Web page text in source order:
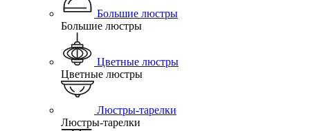
Большие люстры
Большие люстры
Цветные люстры
Цветные люстры
Люстры-тарелки
Люстры-тарелки